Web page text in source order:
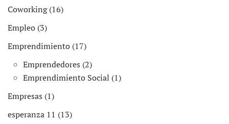
Coworking (16)
Empleo (3)
Emprendimiento (17)
Emprendedores (2)
Emprendimiento Social (1)
Empresas (1)
esperanza 11 (13)